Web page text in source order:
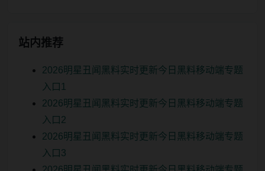
站内推荐
2026明星丑闻黑料实时更新今日黑料移动端专题
入口1
2026明星丑闻黑料实时更新今日黑料移动端专题
入口2
2026明星丑闻黑料实时更新今日黑料移动端专题
入口3